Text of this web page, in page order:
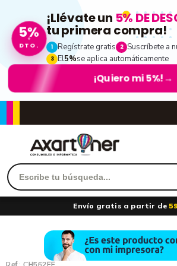
5%
DTO.
¡Llévate un 5% DE
tu primera compra!
1 Regístrate gratis 2 Suscríbete a
3 El5%se aplica automáticamente
¡Quiero mi 5%! →
entrar
Envío gratis a partir de